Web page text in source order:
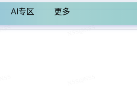
AI专区 更多